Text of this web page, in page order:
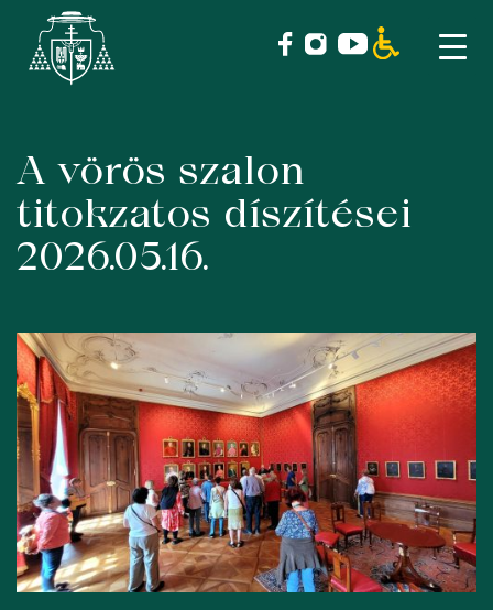
Skip
to
content
A vörös szalon
titokzatos díszítései
2026.05.16.